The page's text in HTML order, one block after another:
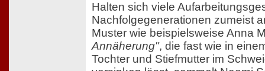
Halten sich viele
Nachfolgegenerationen zumeist
Muster wie beispielsweise Anna
Annäherung", die fast wie in
Tochter und Stiefmutter im